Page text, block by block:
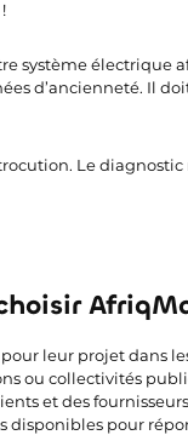
électrique
d’ancienneté. Il
Le
leur projet dans
ou collectivités
et des
disponibles pour